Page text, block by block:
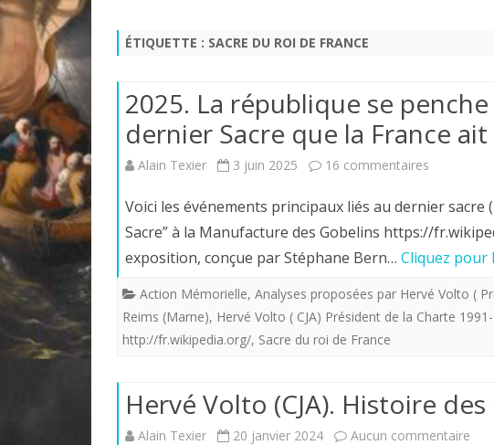
ÉTIQUETTE : SACRE DU ROI DE FRANCE
2025. La république se
dernier Sacre que la France
Alain Texier 3 juin 2025 16 commentaires
La
république
se
penche
délectation-
Voici les événements principaux liés au dernier sacre
Sacre” à la Manufacture des Gobelins https://
exposition, conçue par Stéphane Bern… Cliquez pour
Action Mémorielle, Analyses proposées par Hervé Volto (
Reims (Marne), Hervé Volto ( CJA) Président de la Charte
http://fr.wikipedia.org/, Sacre du roi de France
Hervé Volto (CJA). Histoire
Alain Texier 20 janvier 2024 Aucun commentaire